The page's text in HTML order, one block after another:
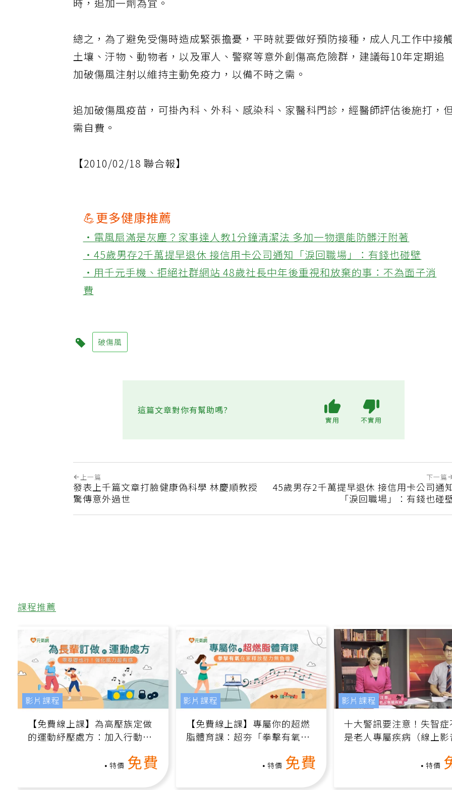
時，追加一劑為宜。
總之，為了避免受傷時造成緊張擔憂，平時就要做好預防接種，成人凡工作中接
土壤、汙物、動物者，以及軍人、警察等意外創傷高危險群，建議每10年定期追
加破傷風注射以維持主動免疫力，以備不時之需。
追加破傷風疫苗，可掛內科、外科、感染科、家醫科門診，經醫師評估後施打，
需自費。
【2010/02/18 聯合報】
💪更多健康推薦
‧電風扇滿是灰塵？家事達人教1分鐘清潔法 多加一物還能防髒汙附著
‧45歲男存2千萬提早退休 接信用卡公司通知「淚回職場」：有錢也碰壁
‧用千元手機、拒絕社群網站 48歲社長中年後重視和放棄的事：不為面子消
費
破傷風
這篇文章對你有幫助嗎?
上一篇
發表上千篇文章打臉健康偽科學 林慶順教授
驚傳意外過世
下一篇
45歲男存2千萬提早退休 接信用卡公司通
「淚回職場」：有錢也碰
課程推薦
【免費線上課】為高壓族定做
的運動紓壓處方：加入行動、
增肌、互動元素，0基礎也能
免費
影片課程
【免費線上課】專屬你的超燃
脂體育課：超夯「拳擊有氧」
高壓族在家釋放壓力無負擔
免費
影片課程
十大警訊要注意！失智症
是老人專屬疾病（線上影
影片課程